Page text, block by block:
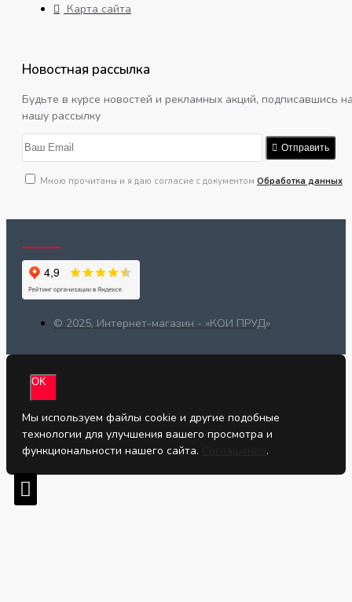
Карта сайта
Новостная рассылка
Будьте в курсе новостей и рекламных акций, подписавшись
нашу рассылку
Отправить
Мною прочитаны и я даю согласие с документом Обработка данных
© 2025, Интернет-магазин - «КОИ ПРУД»
OK
Мы используем файлы cookie и другие подобные
технологии для улучшения вашего просмотра и
функциональности нашего сайта.
.